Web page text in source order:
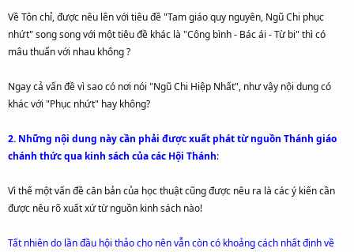
Về Tôn chỉ, được nêu lên với tiêu đề "Tam giáo quy nguyên, Ngũ Chi phục
nhứt" song song với một tiêu đề khác là "Công bình - Bác ái - Từ bi" thì có
mâu thuẩn với nhau không ?
Ngay cả vấn đề vì sao có nơi nói "Ngũ Chi Hiệp Nhất", như vậy nội dung có
khác với "Phục nhứt" hay không?
2. Những nội dung này cần phải được xuất phát từ nguồn Thánh giáo
chánh thức qua kinh sách của các Hội Thánh:
Vì thế một vấn đề căn bản của học thuật cũng được nêu ra là các ý kiến cần
được nêu rõ xuất xứ từ nguồn kinh sách nào!
Tất nhiên do lần đầu hội thảo cho nên vẫn còn có khoảng cách nhất định về